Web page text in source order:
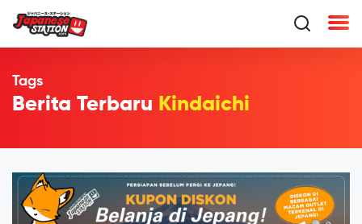
Tags
Berita Terbaru Kindaichi